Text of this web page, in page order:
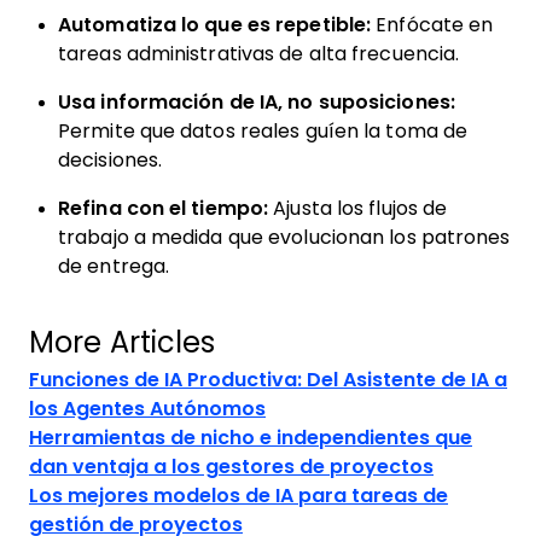
Automatiza lo que es repetible: Enfócate en
tareas administrativas de alta frecuencia.
Usa información de IA, no suposiciones:
Permite que datos reales guíen la toma de
decisiones.
Refina con el tiempo: Ajusta los flujos de
trabajo a medida que evolucionan los patrones
de entrega.
More Articles
Funciones de IA Productiva: Del Asistente de IA a
los Agentes Autónomos
Herramientas de nicho e independientes que
dan ventaja a los gestores de proyectos
Los mejores modelos de IA para tareas de
gestión de proyectos